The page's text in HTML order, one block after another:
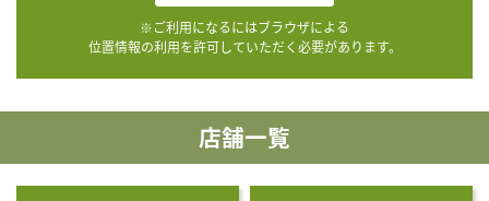
※ご利用になるにはブラウザによる
位置情報の利用を許可していただく必要があります。
店舗一覧